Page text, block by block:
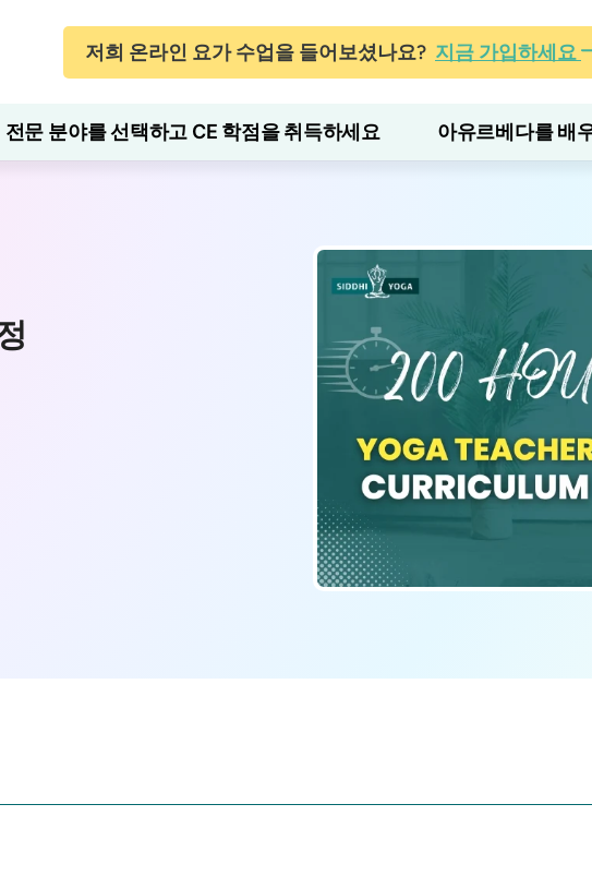
저희 온라인 요가 수업을 들어보셨나요? 지금 가입하세요
전문 분야를 선택하고 CE 학점을 취득하세요 아유르베다를 배